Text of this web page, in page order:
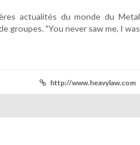
actualités du monde du Metal
groupes. "You never saw me, I was
http://www.heavylaw.com